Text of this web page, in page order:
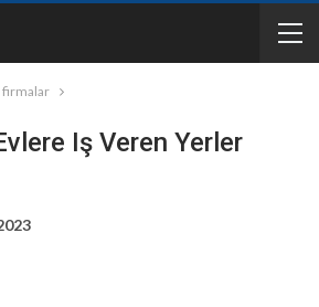
firmalar
Iş Veren Yerler